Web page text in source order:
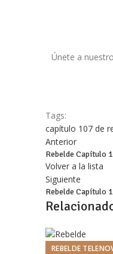
Únete a
Tags:
capítulo 107 de
Anterior
Rebelde Capítulo
Volver a la lista
Siguiente
Rebelde Capítulo
REBELDE